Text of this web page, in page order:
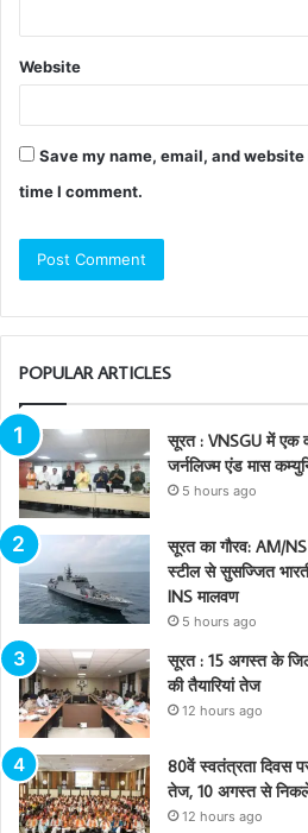
Website
Save my name, email, and
time I comment.
POPULAR ARTICLES
सूरत : VNSGU में एक
जर्नलिज्म एंड मास
5 hours ago
सूरत का गौरव: AM/NS
स्टील से सुसज्जित
INS मालवण
5 hours ago
सूरत : 15 अगस्त के
की तैयारियां तेज
12 hours ago
80वें स्वतंत्रता दिवस
तेज, 10 अगस्त से
12 hours ago